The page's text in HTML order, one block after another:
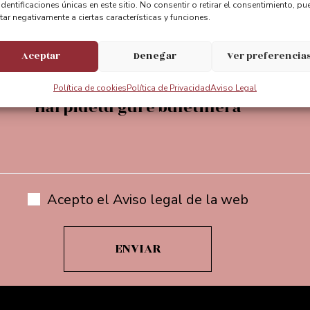
únicas en este sitio. No consentir o retirar el consentimiento,
negativamente a ciertas características y funciones.
Aceptar Denegar Ver
Política de cookiesPolítica de PrivacidadAviso Legal
@puente_bizkaia
Harpidetu gure buletinera
Acepto el Aviso legal de la web